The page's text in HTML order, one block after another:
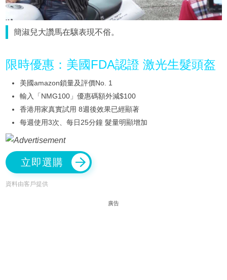
簡淑兒大讚馬在驤表現不俗。
限時優惠：美國FDA認證 激光生髮頭盔
美國amazon鎖量及評價No. 1
輸入「NMG100」優惠碼額外減$100
香港用家真實試用 8週後效果已經顯著
每週使用3次、每日25分鐘 髮量明顯增加
立即選購
資料由客戶提供
廣告